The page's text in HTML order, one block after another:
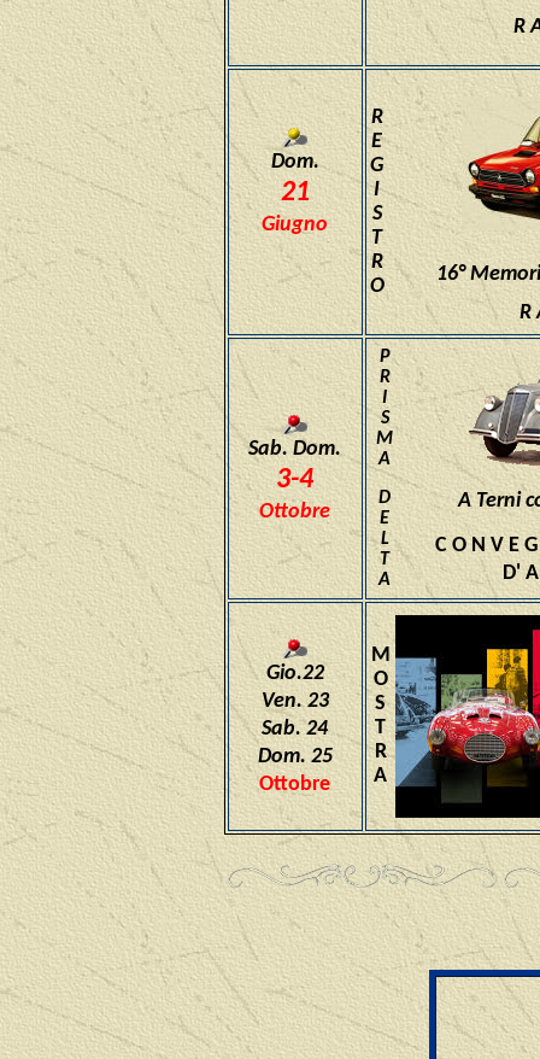
R
Dom.
21
Giugno
R
E
G
I
S
T
R
O
16°
R
Sab. Dom.
3-4
Ottobre
P
R
I
S
M
A
D
E
L
T
A
A Terni
C O N V E
D'
Gio.22
Ven. 23
Sab. 24
Dom. 25
Ottobre
M
O
S
T
R
A